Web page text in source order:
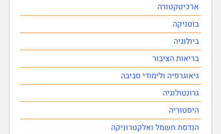
ארכיטקטורה
בוטניקה
ביולוגיה
בריאות הציבור
גיאוגרפיה ולימודי סביבה
גרונטולוגיה
היסטוריה
הנדסת חשמל ואלקטרוניקה